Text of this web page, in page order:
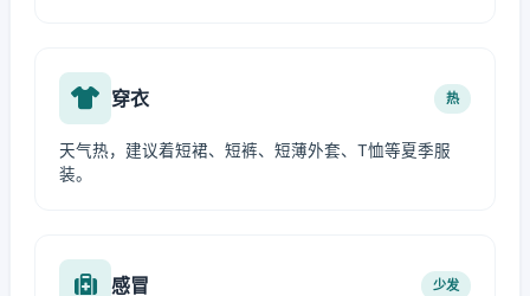
穿衣 热
天气热，建议着短裙、短裤、短薄外套、T恤等夏季服
装。
感冒 少发